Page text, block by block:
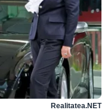
Realitatea.NET